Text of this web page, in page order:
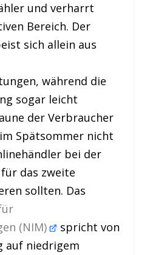
und verharrt
Bereich. Der
sich allein aus
während die
sogar leicht
der Verbraucher
Spätsommer nicht
bei der
das zweite
sollten. Das
(NIM)
spricht von
auf niedrigem